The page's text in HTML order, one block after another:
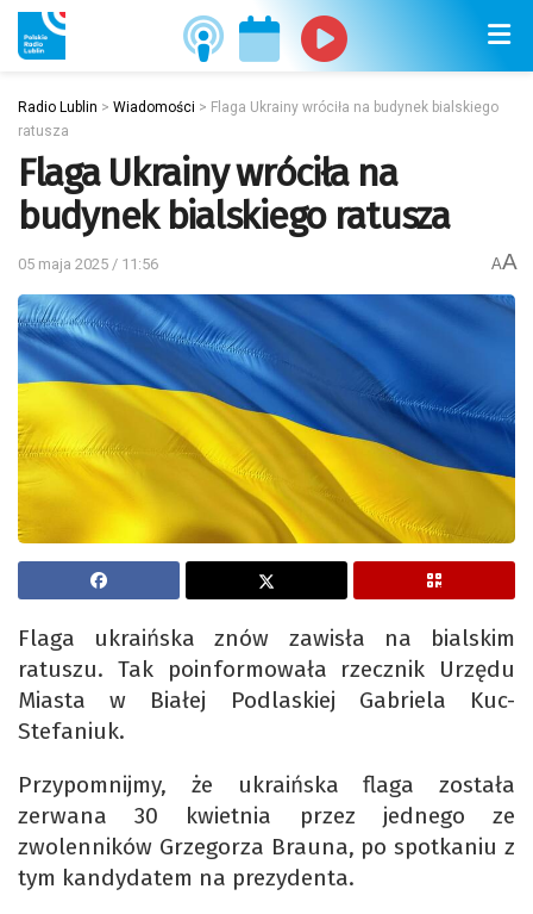
Radio Lublin > Wiadomości > Flaga Ukrainy wróciła na budynek bialskiego
ratusza
Flaga Ukrainy wróciła na
budynek bialskiego ratusza
05 maja 2025 / 11:56 AA
Flaga ukraińska znów zawisła na bialskim
ratuszu. Tak poinformowała rzecznik Urzędu
Miasta w Białej Podlaskiej Gabriela Kuc-
Stefaniuk.
Przypomnijmy, że ukraińska flaga została
zerwana 30 kwietnia przez jednego ze
zwolenników Grzegorza Brauna, po spotkaniu z
tym kandydatem na prezydenta.